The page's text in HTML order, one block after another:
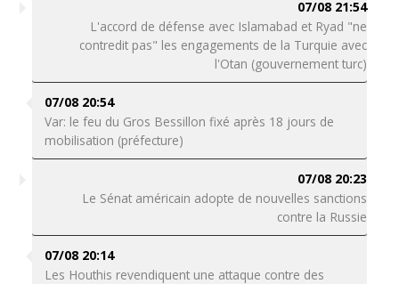
07/08 21:54
L'accord de défense avec Islamabad et Ryad "ne
contredit pas" les engagements de la Turquie avec
l'Otan (gouvernement turc)
07/08 20:54
Var: le feu du Gros Bessillon fixé après 18 jours de
mobilisation (préfecture)
07/08 20:23
Le Sénat américain adopte de nouvelles sanctions
contre la Russie
07/08 20:14
Les Houthis revendiquent une attaque contre des